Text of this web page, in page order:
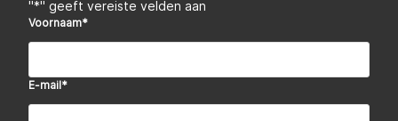
"*" geeft vereiste velden aan
Voornaam*
E-mail*